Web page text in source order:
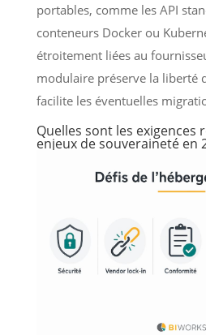
portables, comme les API
conteneurs Docker ou
étroitement liées au
modulaire préserve la liberté
facilite les éventuelles
Quelles sont les exigences
enjeux de souveraineté en